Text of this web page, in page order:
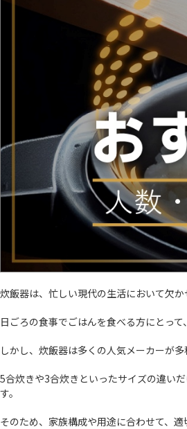
炊飯器は、忙しい現代の生活において欠か
日ごろの食事でごはんを食べる方にとっ
しかし、炊飯器は多くの人気メーカーが
5合炊きや3合炊きといったサイズの違い
す。
そのため、家族構成や用途に合わせて、